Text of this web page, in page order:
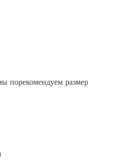
порекомендуем размер